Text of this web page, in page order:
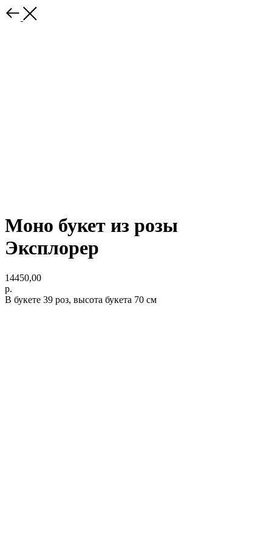
Моно букет из розы
Эксплорер
14450,00
р.
В букете 39 роз, высота букета 70 см